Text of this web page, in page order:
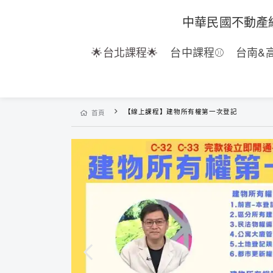
中華民國不動
🌟台北課程🌟 台中課程⚾ 台南&
首頁 【線上課程】建物所有權第一次登記